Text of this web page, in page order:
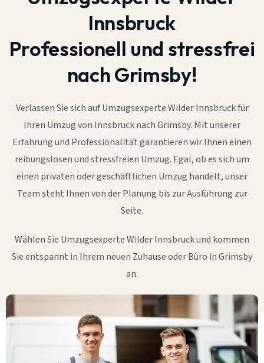
Innsbruck
Professionell und stressfrei
nach Grimsby!
Verlassen Sie sich auf Umzugsexperte Wilder Innsbruck für
Ihren Umzug von Innsbruck nach Grimsby. Mit unserer
Erfahrung und Professionalität garantieren wir Ihnen einen
reibungslosen und stressfreien Umzug. Egal, ob es sich um
einen privaten oder geschäftlichen Umzug handelt, unser
Team steht Ihnen von der Planung bis zur Ausführung zur
Seite.
Wählen Sie Umzugsexperte Wilder Innsbruck und kommen
Sie entspannt in Ihrem neuen Zuhause oder Büro in Grimsby
an.